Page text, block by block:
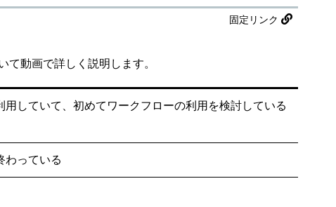
固定リンク
動画で詳しく説明します。
していて、初めてワークフローの利用を検討している
わっている